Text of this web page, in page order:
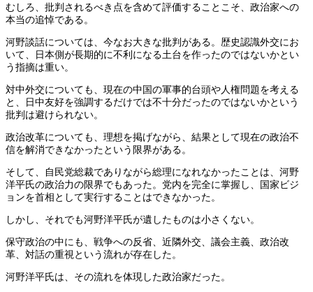
むしろ、批判されるべき点を含めて評価することこそ、政治家への
本当の追悼である。
河野談話については、今なお大きな批判がある。歴史認識外交にお
いて、日本側が長期的に不利になる土台を作ったのではないかとい
う指摘は重い。
対中外交についても、現在の中国の軍事的台頭や人権問題を考える
と、日中友好を強調するだけでは不十分だったのではないかという
批判は避けられない。
政治改革についても、理想を掲げながら、結果として現在の政治不
信を解消できなかったという限界がある。
そして、自民党総裁でありながら総理になれなかったことは、河野
洋平氏の政治力の限界でもあった。党内を完全に掌握し、国家ビジ
ョンを首相として実行することはできなかった。
しかし、それでも河野洋平氏が遺したものは小さくない。
保守政治の中にも、戦争への反省、近隣外交、議会主義、政治改
革、対話の重視という流れが存在した。
河野洋平氏は、その流れを体現した政治家だった。